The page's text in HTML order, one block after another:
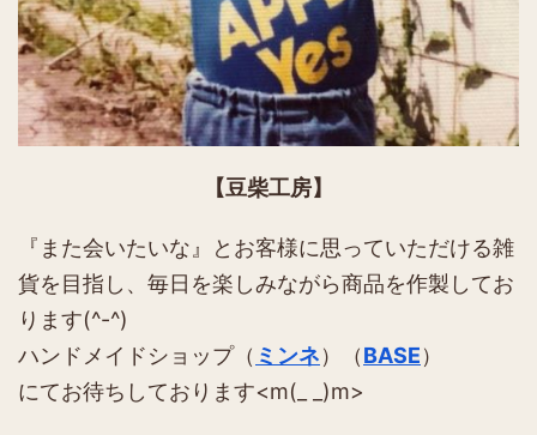
【豆柴工房】
『また会いたいな』とお客様に思っていただける雑
貨を目指し、毎日を楽しみながら商品を作製してお
ります(^-^)
ハンドメイドショップ（ ミンネ）（BASE）
にてお待ちしております<m(_ _)m>